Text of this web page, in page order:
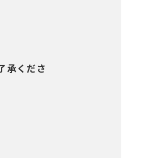
承くださ